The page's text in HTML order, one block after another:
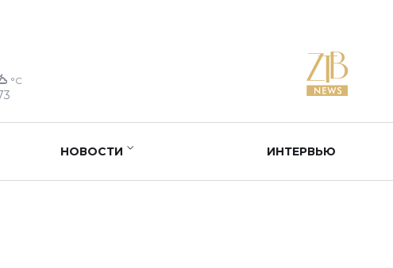
°C
НОВОСТИ ИНТЕРВЬЮ